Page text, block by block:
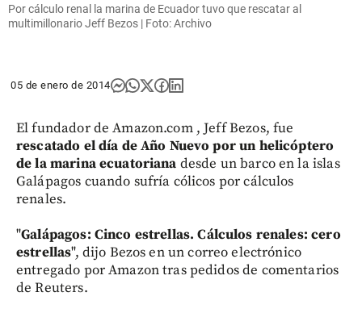
Por cálculo renal la marina de Ecuador tuvo que rescatar al
multimillonario Jeff Bezos | Foto: Archivo
05 de enero de 2014
El fundador de Amazon.com , Jeff Bezos, fue
rescatado el día de Año Nuevo por un helicóptero
de la marina ecuatoriana desde un barco en la islas
Galápagos cuando sufría cólicos por cálculos
renales.
"Galápagos: Cinco estrellas. Cálculos renales: cero
estrellas", dijo Bezos en un correo electrónico
entregado por Amazon tras pedidos de comentarios
de Reuters.